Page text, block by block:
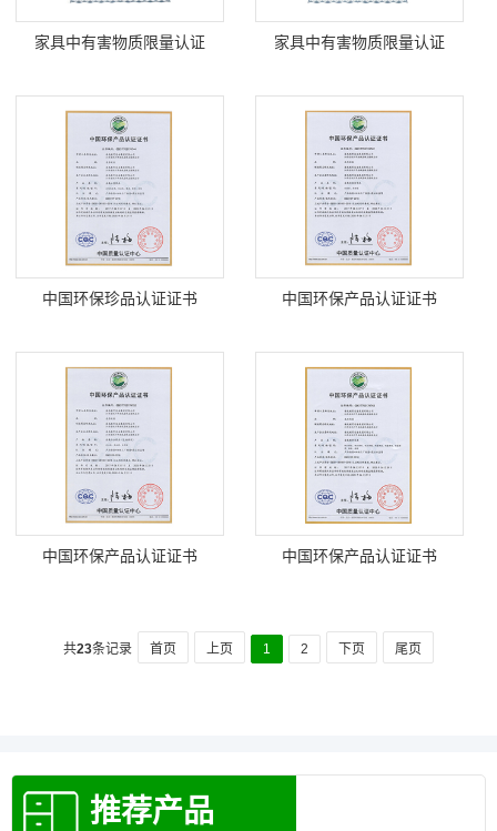
家具中有害物质限量认证 家具中有害物质限量认证
中国环保珍品认证证书 中国环保产品认证证书
中国环保产品认证证书 中国环保产品认证证书
共23条记录 首页 上页 1 2 下页 尾页
推荐产品